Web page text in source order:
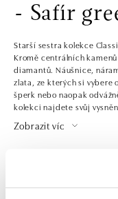
- Safír
Starší sestra kolekce
Kromě centrálních
diamantů. Náušnice,
zlata, ze kterých si vybere
šperk nebo naopak
kolekci najdete svůj
Zobrazit víc